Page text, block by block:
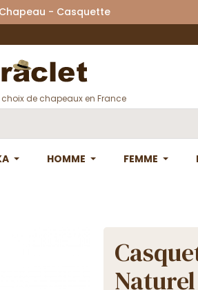
Chapeau - Casquette La
de chapeaux en France
HOMME FEMME